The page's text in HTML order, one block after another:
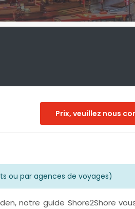
Prix, veuillez nous
ou par agences de voyages)
notre guide Shore2Shore